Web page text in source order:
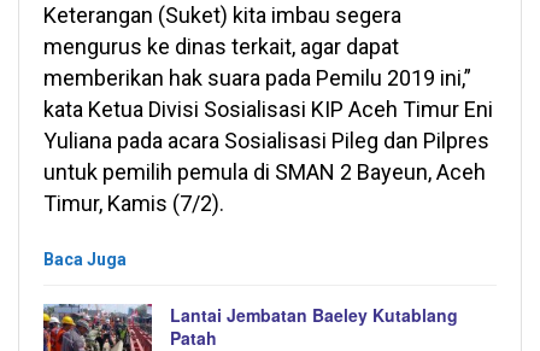
Keterangan (Suket) kita imbau segera
mengurus ke dinas terkait, agar dapat
memberikan hak suara pada Pemilu 2019 ini,”
kata Ketua Divisi Sosialisasi KIP Aceh Timur Eni
Yuliana pada acara Sosialisasi Pileg dan Pilpres
untuk pemilih pemula di SMAN 2 Bayeun, Aceh
Timur, Kamis (7/2).
Baca Juga
Lantai Jembatan Baeley Kutablang
Patah